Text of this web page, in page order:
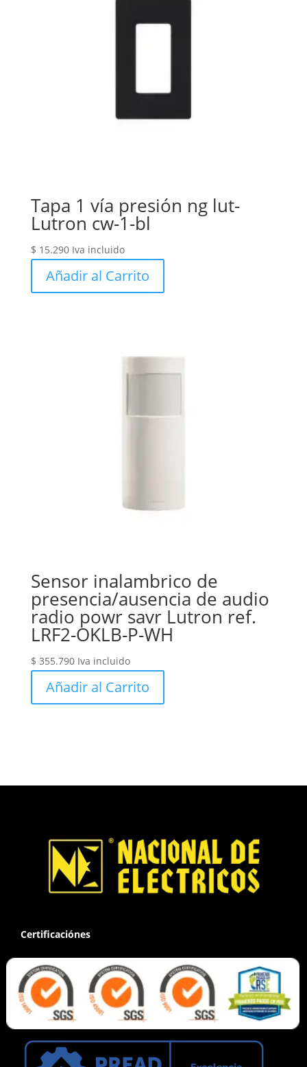
Tapa 1 vía presión ng lut-
Lutron cw-1-bl
$ 15.290 Iva incluido
Añadir al Carrito
Sensor inalambrico de
presencia/ausencia de audio
radio powr savr Lutron ref.
LRF2-OKLB-P-WH
$ 355.790 Iva incluido
Añadir al Carrito
Certificaciónes